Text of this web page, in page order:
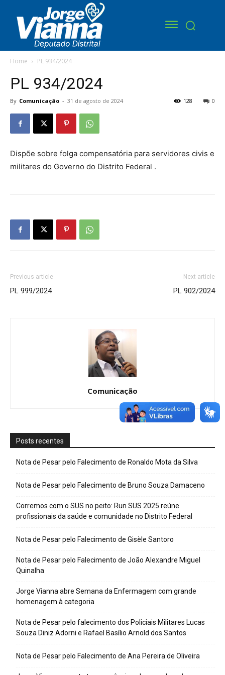
Home PL 934/2024
PL 934/2024
By Comunicação - 31 de agosto de 2024 0
128
Dispõe sobre folga compensatória para servidores civis e
militares do Governo do Distrito Federal .
Previous article
PL 999/2024
Next article
PL 902/2024
Comunicação
Posts recentes
Nota de Pesar pelo Falecimento de Ronaldo Mota da Silva
Nota de Pesar pelo Falecimento de Bruno Souza Damaceno
Corremos com o SUS no peito: Run SUS 2025 reúne
profissionais da saúde e comunidade no Distrito Federal
Nota de Pesar pelo Falecimento de Gisèle Santoro
Nota de Pesar pelo Falecimento de João Alexandre Miguel
Quinalha
Jorge Vianna abre Semana da Enfermagem com grande
homenagem à categoria
Nota de Pesar pelo falecimento dos Policiais Militares Lucas
Souza Diniz Adorni e Rafael Basílio Arnold dos Santos
Nota de Pesar pelo Falecimento de Ana Pereira de Oliveira